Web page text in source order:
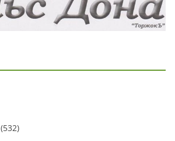
(532)